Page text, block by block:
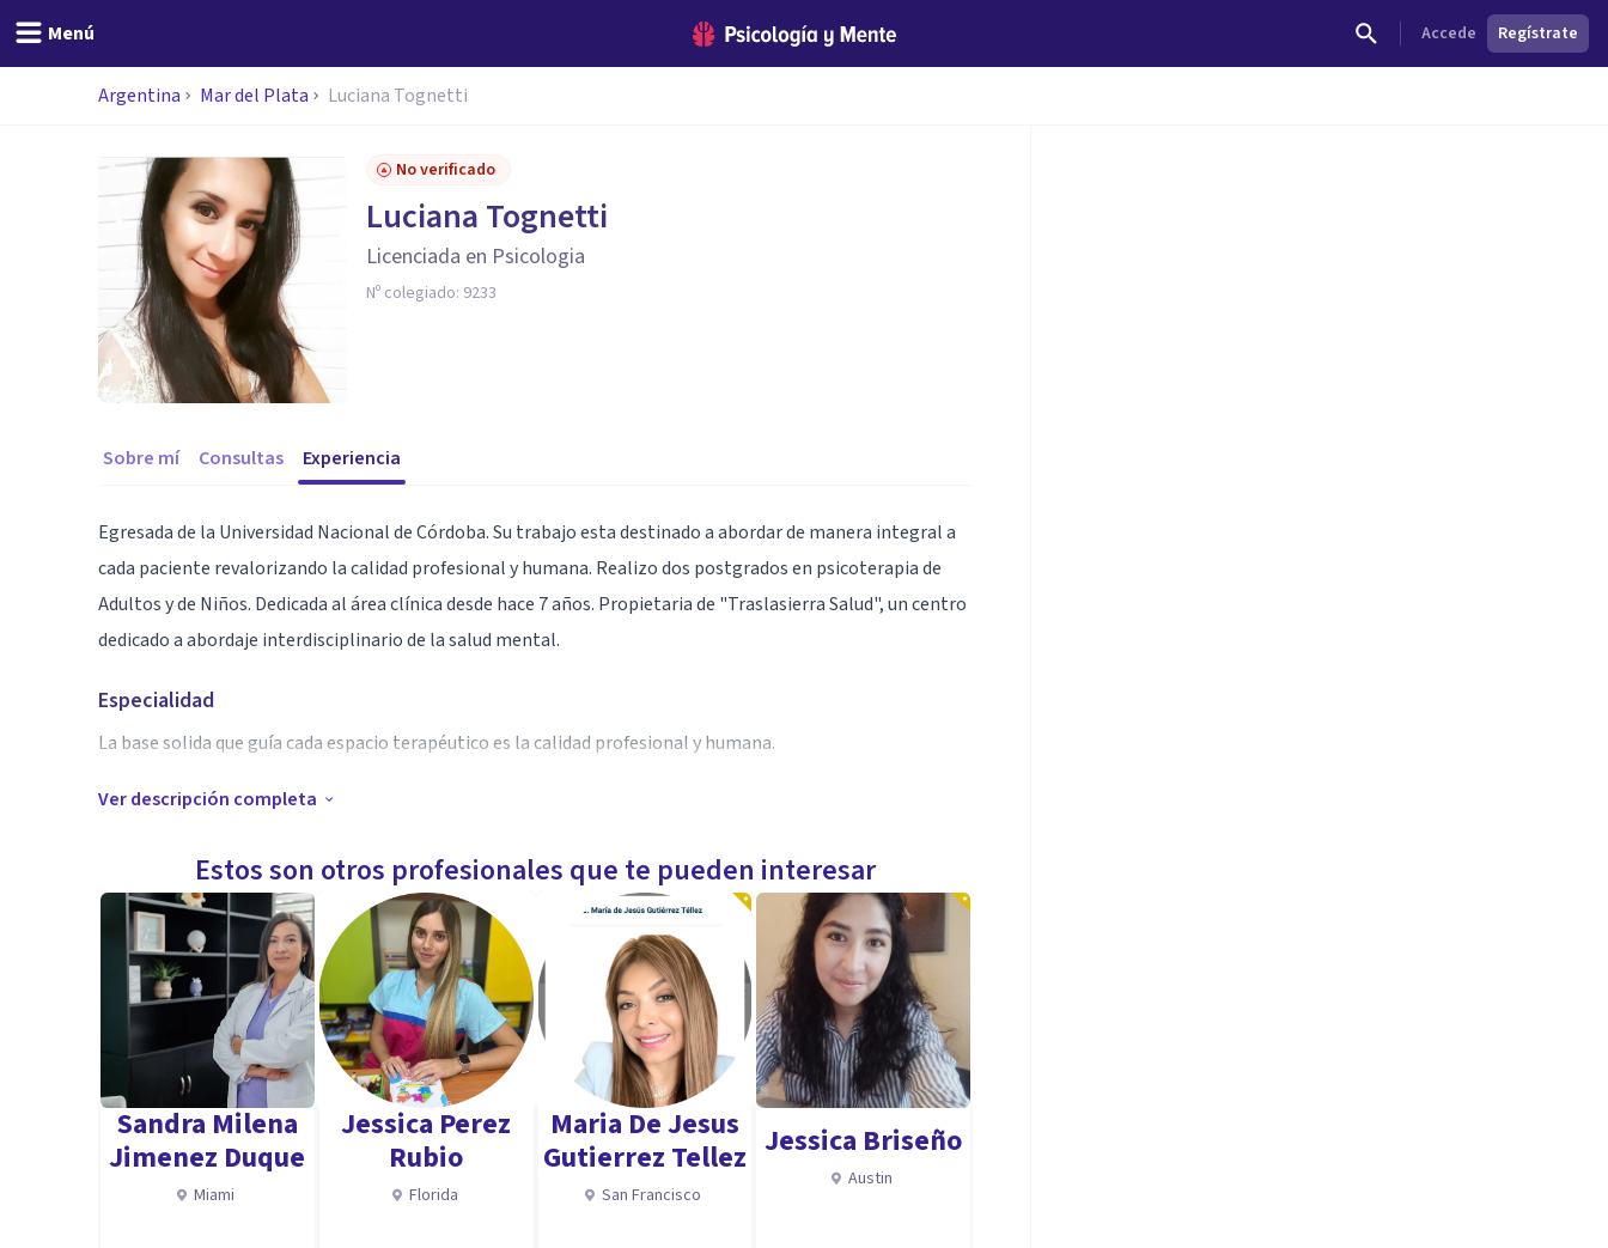
Menú Accede Regístrate
Argentina Mar del Plata Luciana Tognetti
No verificado
Luciana Tognetti
Licenciada en Psicologia
Nº colegiado: 9233
Sobre mí Consultas Experiencia
Egresada de la Universidad Nacional de Córdoba. Su trabajo esta destinado a abordar de manera integral a
cada paciente revalorizando la calidad profesional y humana. Realizo dos postgrados en psicoterapia de
Adultos y de Niños. Dedicada al área clínica desde hace 7 años. Propietaria de "Traslasierra Salud", un centro
dedicado a abordaje interdisciplinario de la salud mental.
Especialidad
La base solida que guía cada espacio terapéutico es la calidad profesional y humana.
Aptitudes
Ver descripción completa
Estos son otros profesionales que te pueden interesar
Sandra Milena
Jimenez Duque
Miami
Jessica Perez
Rubio
Florida
Maria De Jesus
Gutierrez Tellez
San Francisco
Jessica Briseño
Austin